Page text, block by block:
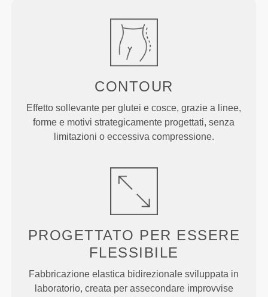
CONTOUR
Effetto sollevante per glutei e cosce, grazie a linee,
forme e motivi strategicamente progettati, senza
limitazioni o eccessiva compressione.
PROGETTATO PER ESSERE
FLESSIBILE
Fabbricazione elastica bidirezionale sviluppata in
laboratorio, creata per assecondare improvvise